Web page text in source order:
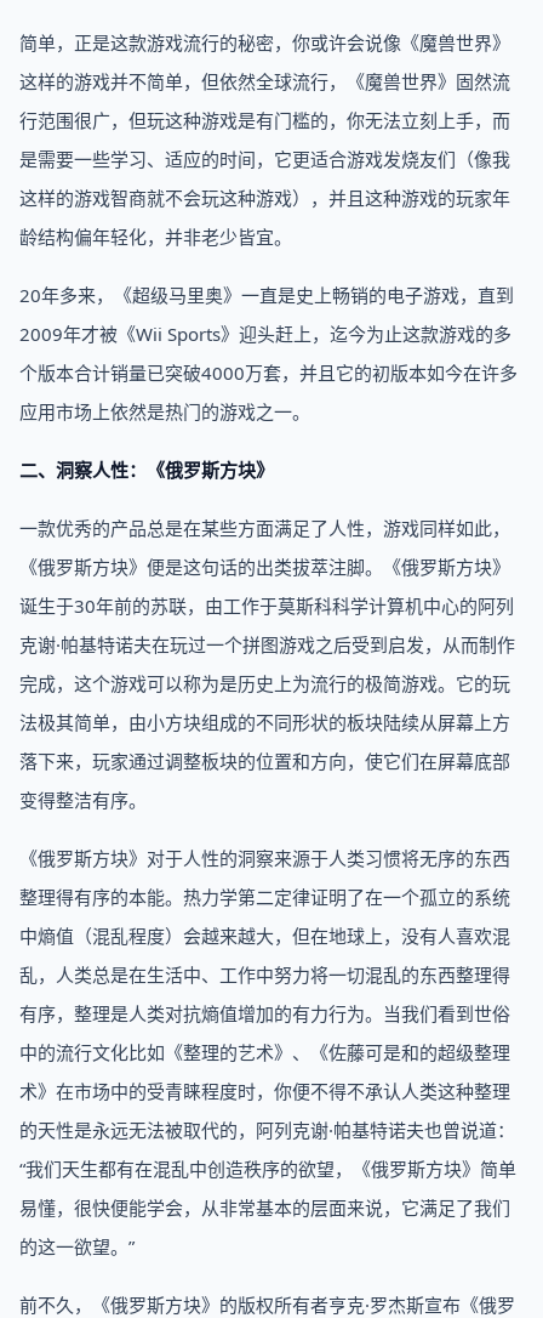
简单，正是这款游戏流行的秘密，你或许会说像《魔兽世界》
这样的游戏并不简单，但依然全球流行，《魔兽世界》固然流
行范围很广，但玩这种游戏是有门槛的，你无法立刻上手，而
是需要一些学习、适应的时间，它更适合游戏发烧友们（像我
这样的游戏智商就不会玩这种游戏），并且这种游戏的玩家年
龄结构偏年轻化，并非老少皆宜。
20年多来，《超级马里奥》一直是史上畅销的电子游戏，直到
2009年才被《Wii Sports》迎头赶上，迄今为止这款游戏的多
个版本合计销量已突破4000万套，并且它的初版本如今在许多
应用市场上依然是热门的游戏之一。
二、洞察人性：《俄罗斯方块》
一款优秀的产品总是在某些方面满足了人性，游戏同样如此，
《俄罗斯方块》便是这句话的出类拔萃注脚。《俄罗斯方块》
诞生于30年前的苏联，由工作于莫斯科科学计算机中心的阿列
克谢·帕基特诺夫在玩过一个拼图游戏之后受到启发，从而制作
完成，这个游戏可以称为是历史上为流行的极简游戏。它的玩
法极其简单，由小方块组成的不同形状的板块陆续从屏幕上方
落下来，玩家通过调整板块的位置和方向，使它们在屏幕底部
变得整洁有序。
《俄罗斯方块》对于人性的洞察来源于人类习惯将无序的东西
整理得有序的本能。热力学第二定律证明了在一个孤立的系统
中熵值（混乱程度）会越来越大，但在地球上，没有人喜欢混
乱，人类总是在生活中、工作中努力将一切混乱的东西整理得
有序，整理是人类对抗熵值增加的有力行为。当我们看到世俗
中的流行文化比如《整理的艺术》、《佐藤可是和的超级整理
术》在市场中的受青睐程度时，你便不得不承认人类这种整理
的天性是永远无法被取代的，阿列克谢·帕基特诺夫也曾说道：
“我们天生都有在混乱中创造秩序的欲望，《俄罗斯方块》简单
易懂，很快便能学会，从非常基本的层面来说，它满足了我们
的这一欲望。”
前不久，《俄罗斯方块》的版权所有者亨克·罗杰斯宣布《俄罗